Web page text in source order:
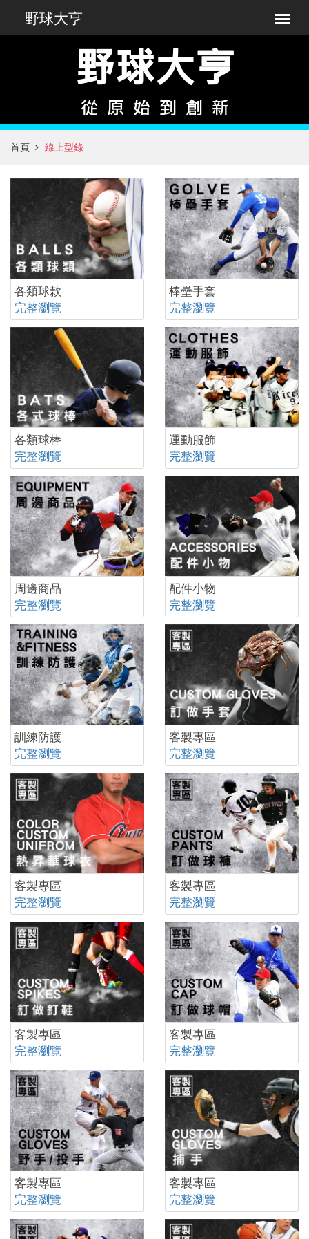
首頁 線上型錄
各類球款
完整瀏覽
棒壘手套
完整瀏覽
各類球棒
完整瀏覽
運動服飾
完整瀏覽
周邊商品
完整瀏覽
配件小物
完整瀏覽
訓練防護
完整瀏覽
客製專區
完整瀏覽
客製專區
完整瀏覽
客製專區
完整瀏覽
客製專區
完整瀏覽
客製專區
完整瀏覽
客製專區
完整瀏覽
客製專區
完整瀏覽